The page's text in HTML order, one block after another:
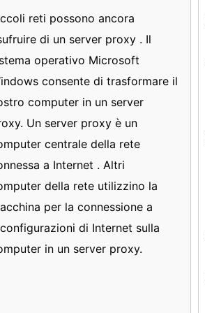
reti possono ancora
di un server proxy . Il
operativo Microsoft
consente di trasformare il
computer in un server
Un server proxy è un
centrale della rete
a Internet . Altri
della rete utilizzino la
per la connessione a
di Internet sulla
in un server proxy.